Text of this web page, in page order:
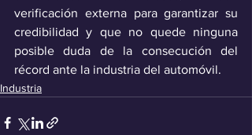
verificación externa para garantizar su
credibilidad y que no quede ninguna
posible duda de la consecución del
récord ante la industria del automóvil.
Industria